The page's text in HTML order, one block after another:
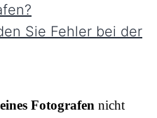
Sie Fehler bei der
Fotografen nicht